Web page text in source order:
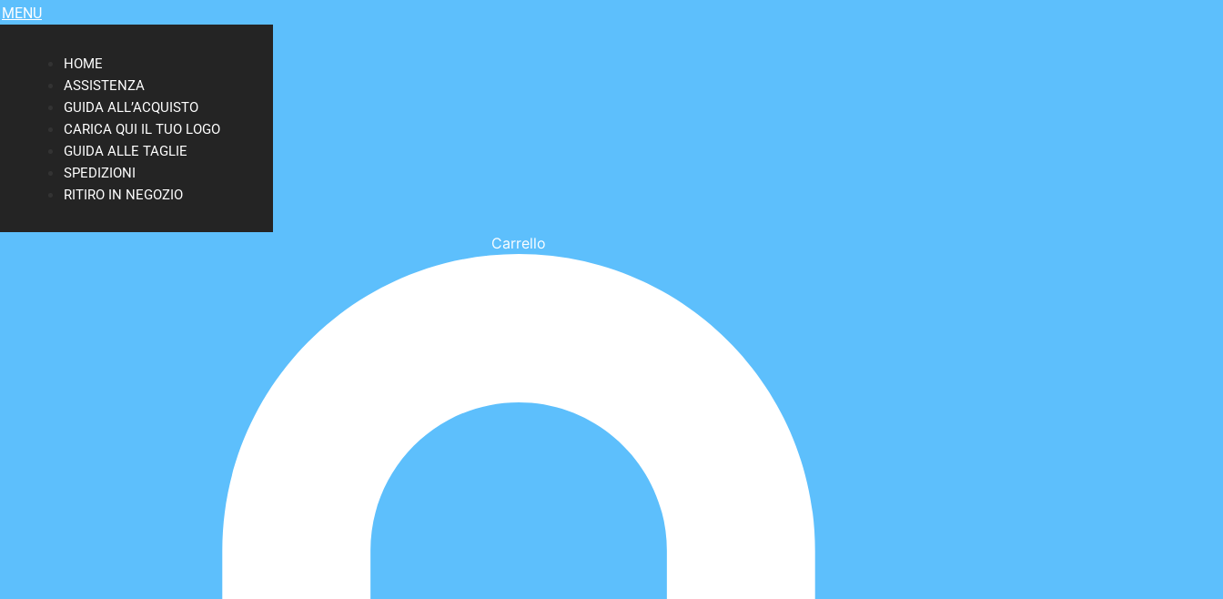
MENU
HOME
ASSISTENZA
GUIDA ALL’ACQUISTO
CARICA QUI IL TUO LOGO
GUIDA ALLE TAGLIE
SPEDIZIONI
RITIRO IN NEGOZIO
Carrello